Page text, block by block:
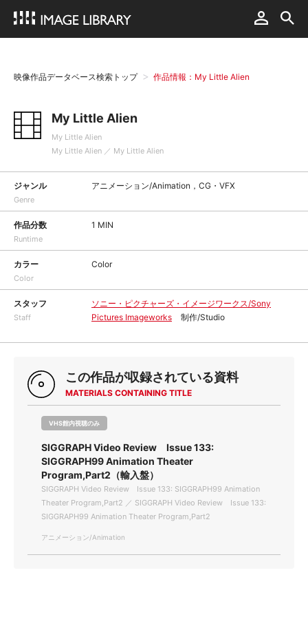
映像作品データベース検索トップ 作品情報：My Little Alien
My Little Alien
My Little Alien
My Little Alien ／ My Little Alien
ジャンル
Genre
アニメーション/Animation，CG・VFX
作品分数
Runtime
1 MIN
カラー
Color
Color
スタッフ
Staff
ソニー・ピクチャーズ・イメージワークス/Sony
Pictures Imageworks
制作/Studio
この作品が収録されている資料
MATERIALS CONTAINING TITLE
VHS館内視聴のみ
SIGGRAPH Video Review Issue 133:
SIGGRAPH99 Animation Theater
Program,Part2（輸入盤）
SIGGRAPH Video Review Issue 133: SIGGRAPH99 Animation
Theater Program,Part2 ／ SIGGRAPH Video Review Issue 133:
SIGGRAPH99 Animation Theater Program,Part2
アニメーション/Animation